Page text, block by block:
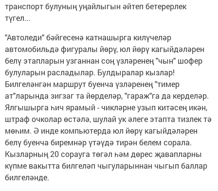
транспорт булуның уңайлыгын әйтеп бетерерлек
түгел...
"Автоледи" бәйгесенә катнашырга килүчеләр
автомобильдә фигуралы йөрү, юл йөрү кагыйдәләрен
белү этапларын узганнан соң үзләренең "чын" шофер
булуларын расладылар. Булдыралар кызлар!
Билгеләнгән маршрут буенча үзләренең "тимер
ат"ларында зигзаг та йөрделәр, "гараж"га да керделәр.
Ялгышырга һич ярамый - чикләрне узып китәсең икән,
штраф очколар өстәлә, шулай ук әлеге этапта тизлек тә
мөһим. Ә инде компьютерда юл йөрү кагыйдәләрен
белү буенча биремнәр үтәүдә тирән белем сорала.
Кызларның 20 сорауга төгәл һәм дөрес җавапларны
күпме вакытта билгеләп чыгуларыннан чыгып баллар
билгеләнде.